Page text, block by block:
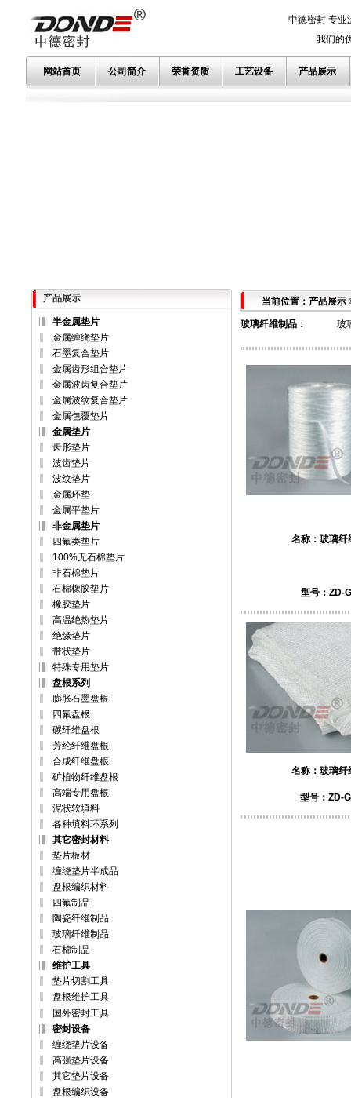
中德密封 专业
我们的优势
网站首页 公司简介 荣誉资质 工艺设备 产品展示
产品展示
半金属垫片
金属缠绕垫片
石墨复合垫片
金属齿形组合垫片
金属波齿复合垫片
金属波纹复合垫片
金属包覆垫片
金属垫片
齿形垫片
波齿垫片
波纹垫片
金属环垫
金属平垫片
非金属垫片
四氟类垫片
100%无石棉垫片
非石棉垫片
石棉橡胶垫片
橡胶垫片
高温绝热垫片
绝缘垫片
带状垫片
特殊专用垫片
盘根系列
膨胀石墨盘根
四氟盘根
碳纤维盘根
芳纶纤维盘根
合成纤维盘根
矿植物纤维盘根
高端专用盘根
泥状软填料
各种填料环系列
其它密封材料
垫片板材
缠绕垫片半成品
盘根编织材料
四氟制品
陶瓷纤维制品
玻璃纤维制品
石棉制品
维护工具
垫片切割工具
盘根维护工具
国外密封工具
密封设备
缠绕垫片设备
高强垫片设备
其它垫片设备
盘根编织设备
当前位置：产品展示
玻璃纤维制品： 玻
名称： 玻璃纤
型号：ZD-
名称： 玻璃纤
型号：ZD-